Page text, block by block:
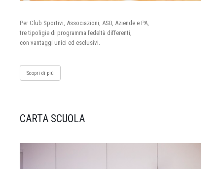
Per Club Sportivi, Associazioni, ASD, Aziende e PA,
tre tipoligie di programma fedeltà differenti,
con vantaggi unici ed esclusivi.
Scopri di più
CARTA SCUOLA